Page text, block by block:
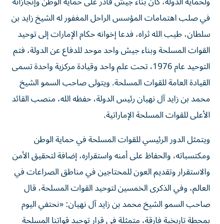
في صلب اهتمامات المؤسس الراحل المغفور له الشيخ زايد بن
سلطان، طيب الله ثراه، فدعا إخوانه حكام الإمارات إلى توحيد
القوات المسلحة وبناء جيش واحد موحد للدفاع عن الدولة، فتم
التوحيد عام 1976، تحت علم واحد وقيادة مركزية واحدة تسمى
القيادة العامة للقوات المسلحة. ويتولى صاحب السمو الشيخ
محمد بن زايد آل نهيان رئيس الدولة، حفظه الله، منصب القائد
الأعلى للقوات المسلحة الإماراتية.
ويتمثل الدور الرئيسي للقوات المسلحة في حماية الوطن
ومكتسباته، والحفاظ على أمنه واستقراره، إضافة لتحقيق الأمن
والاستقرار وتقديم العون للمحتاجين في مناطق الصراعات في
العالم، وفي الذكرى الخمسين لتوحيد القوات المسلحة، قال
صاحب السمو الشيخ محمد بن زايد آل نهيان: «نحتفي اليوم